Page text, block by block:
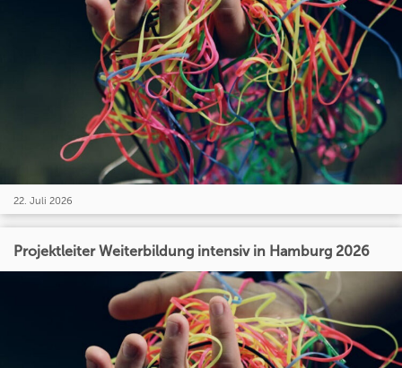
22. Juli 2026
Projektleiter Weiterbildung intensiv in Hamburg 2026